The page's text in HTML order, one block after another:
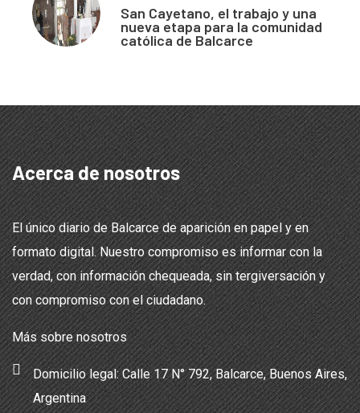
San Cayetano, el trabajo y una
nueva etapa para la comunidad
católica de Balcarce
Acerca de nosotros
El único diario de Balcarce de aparición en papel y en
formato digital. Nuestro compromiso es informar con la
verdad, con información chequeada, sin tergiversación y
con compromiso con el ciudadano.
Más sobre nosotros
Domicilio legal: Calle 17 N° 792, Balcarce, Buenos Aires,
Argentina